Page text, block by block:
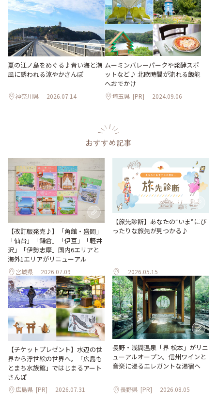
夏の江ノ島をめぐる♪青い海と潮
風に誘われる涼やかさんぽ
神奈川県 2026.07.14
ムーミンバレーパークや発酵スポ
ットなど♪ 北欧時間が流れる飯能
へおでかけ
埼玉県 [PR] 2024.09.06
おすすめ記事
【改訂版発売♪】「角館・盛岡」
「仙台」「鎌倉」「伊豆」「軽井
沢」「伊勢志摩」国内6エリアと
海外1エリアがリニューアル
宮城県 2026.07.09
【旅先診断】あなたの“いま”にぴ
ったりな旅先が見つかる♪
2026.05.15
【チケットプレゼント】水辺の世
界から浮世絵の世界へ。「広島も
とまち水族館」ではじまるアート
さんぽ
広島県 [PR] 2026.07.31
長野・浅間温泉「界 松本」がリニ
ューアルオープン。信州ワインと
音楽に浸るエレガントな湯宿へ
長野県 [PR] 2026.08.05